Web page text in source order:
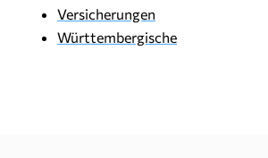
Versicherungen
Württembergische